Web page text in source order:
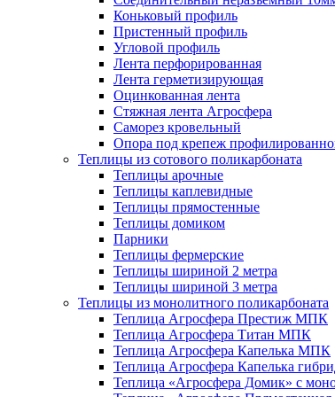
Коньковый профиль
Пристенный профиль
Угловой профиль
Лента перфорированная
Лента герметизирующая
Оцинкованная лента
Стяжная лента Агросфера
Саморез кровельный
Опора под крепеж
Теплицы из сотового поликарбоната
Теплицы арочные
Теплицы каплевидные
Теплицы прямостенные
Теплицы домиком
Парники
Теплицы фермерские
Теплицы шириной 2 метра
Теплицы шириной 3 метра
Теплицы из монолитного поликарбоната
Теплица Агросфера Престиж МПК
Теплица Агросфера Титан МПК
Теплица Агросфера Капелька МПК
Теплица Агросфера Капелька
Теплица «Агросфера Домик» с